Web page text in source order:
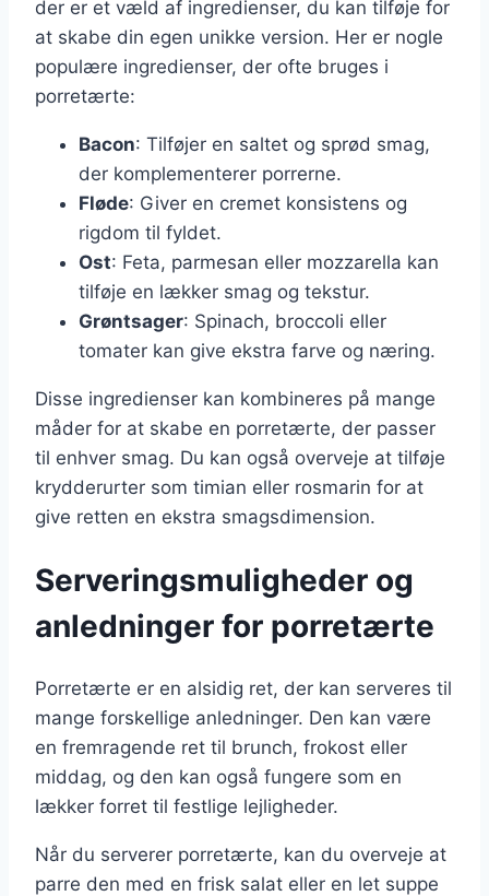
der er et væld af ingredienser, du kan tilføje for
at skabe din egen unikke version. Her er nogle
populære ingredienser, der ofte bruges i
porretærte:
Bacon: Tilføjer en saltet og sprød smag,
der komplementerer porrerne.
Fløde: Giver en cremet konsistens og
rigdom til fyldet.
Ost: Feta, parmesan eller mozzarella kan
tilføje en lækker smag og tekstur.
Grøntsager: Spinach, broccoli eller
tomater kan give ekstra farve og næring.
Disse ingredienser kan kombineres på mange
måder for at skabe en porretærte, der passer
til enhver smag. Du kan også overveje at tilføje
krydderurter som timian eller rosmarin for at
give retten en ekstra smagsdimension.
Serveringsmuligheder og
anledninger for porretærte
Porretærte er en alsidig ret, der kan serveres til
mange forskellige anledninger. Den kan være
en fremragende ret til brunch, frokost eller
middag, og den kan også fungere som en
lækker forret til festlige lejligheder.
Når du serverer porretærte, kan du overveje at
parre den med en frisk salat eller en let suppe